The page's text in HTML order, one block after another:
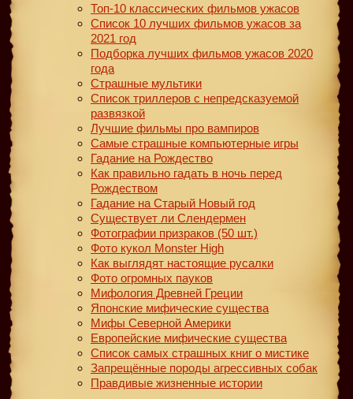
Топ-10 классических фильмов ужасов
Список 10 лучших фильмов ужасов за
2021 год
Подборка лучших фильмов ужасов 2020
года
Страшные мультики
Список триллеров с непредсказуемой
развязкой
Лучшие фильмы про вампиров
Самые страшные компьютерные игры
Гадание на Рождество
Как правильно гадать в ночь перед
Рождеством
Гадание на Старый Новый год
Существует ли Слендермен
Фотографии призраков (50 шт.)
Фото кукол Monster High
Как выглядят настоящие русалки
Фото огромных пауков
Мифология Древней Греции
Японские мифические существа
Мифы Северной Америки
Европейские мифические существа
Список самых страшных книг о мистике
Запрещённые породы агрессивных собак
Правдивые жизненные истории